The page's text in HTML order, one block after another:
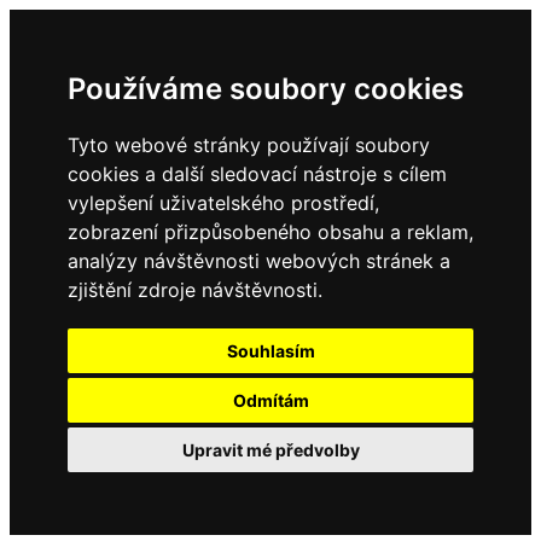
Používáme soubory cookies
Tyto webové stránky používají soubory
cookies a další sledovací nástroje s cílem
vylepšení uživatelského prostředí,
zobrazení přizpůsobeného obsahu a reklam,
analýzy návštěvnosti webových stránek a
zjištění zdroje návštěvnosti.
Souhlasím
Odmítám
Upravit mé předvolby